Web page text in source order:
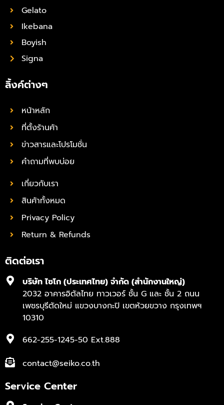
Gelato
Ikebana
Boyish
Signa
ลิ้งค์ต่างๆ
หน้าหลัก
ที่ตั้งร้านค้า
ข่าวสารและโปรโมชั่น
คำถามที่พบบ่อย
เกี่ยวกับเรา
สินค้าทั้งหมด
Privacy Policy
Return & Refunds
ติดต่อเรา
บริษัท ไซโก (ประเทศไทย) จำกัด (สำนักงานใหญ่)
2032 อาคารอิตัลไทย ทาวเวอร์ ชั้น G และ ชั้น 2 ถนน
เพชรบุรีตัดใหม่ แขวงบางกะปิ เขตห้วยขวาง กรุงเทพฯ
10310
662-255-1245-50 Ext.888
contact@seiko.co.th
Service Center